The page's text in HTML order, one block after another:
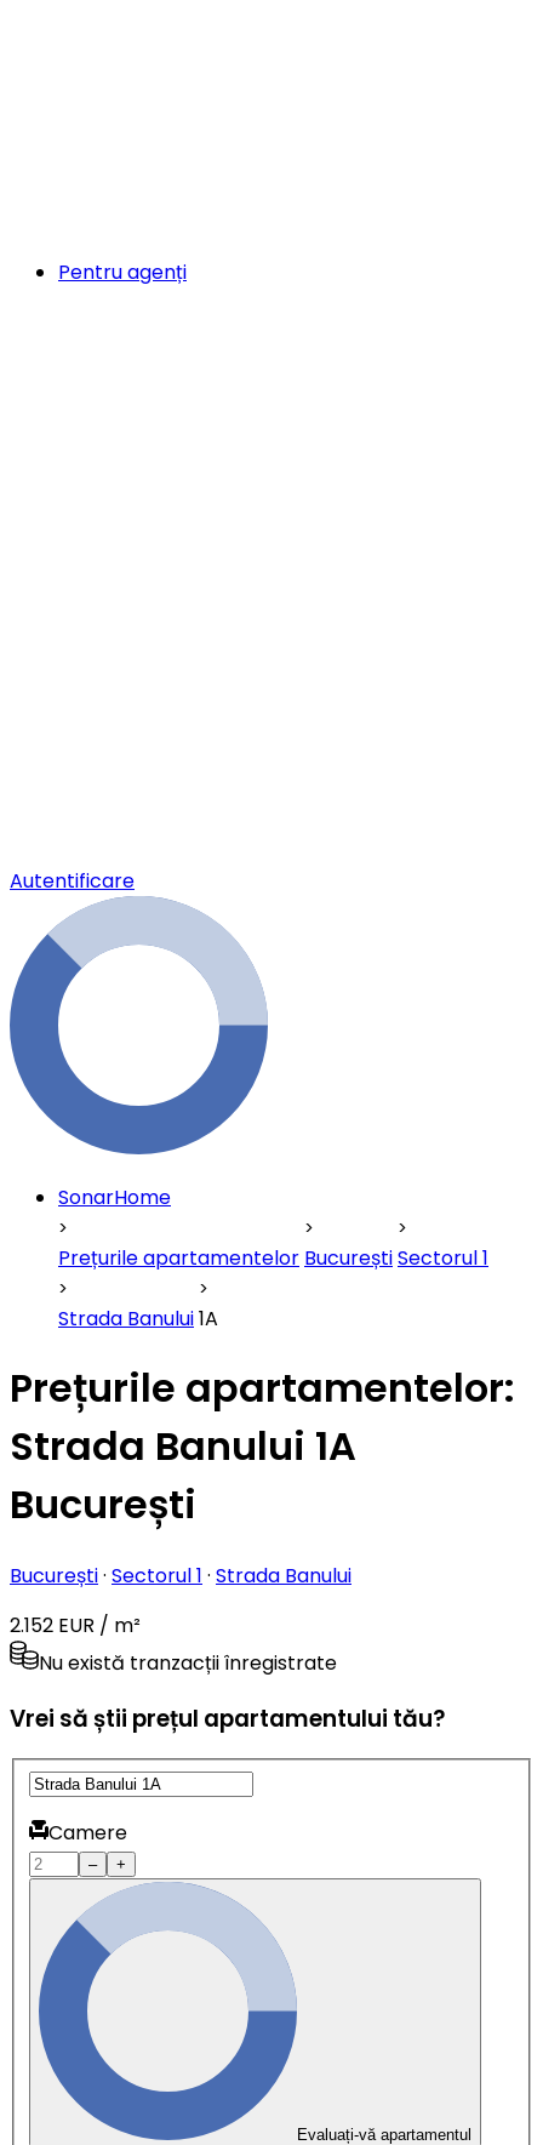
Pentru agenți
Autentificare
SonarHome
Prețurile apartamentelor BucureștiSectorul 1
Strada Banului1A
Prețurile apartamentelor:
Strada Banului 1A
București
București· Sectorul 1 · Strada Banului
2.152 EUR / m²
Nu există tranzacții înregistrate
Vrei să știi prețul apartamentului tău?
Camere
– +
Evaluați-vă apartamentul